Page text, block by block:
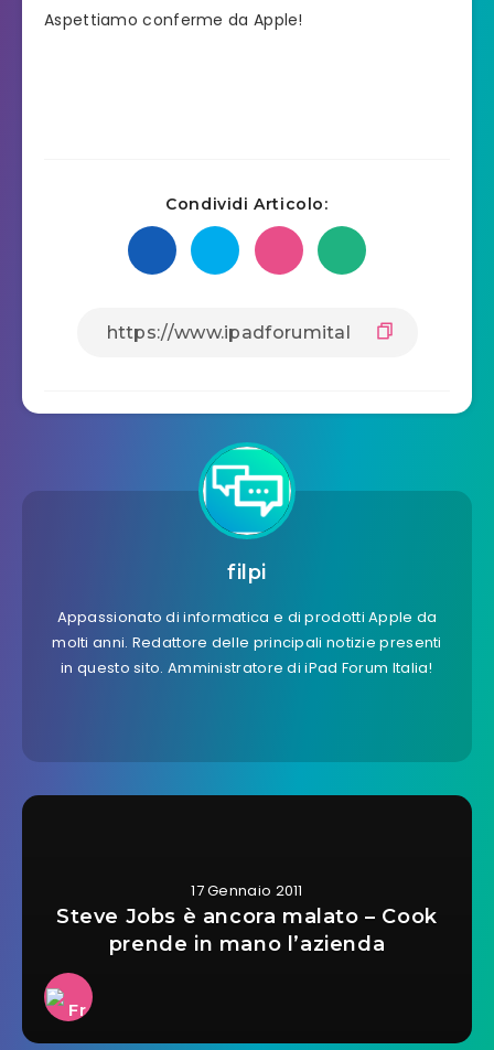
Aspettiamo conferme da Apple!
Condividi Articolo:
filpi
Appassionato di informatica e di prodotti Apple da
molti anni. Redattore delle principali notizie presenti
in questo sito. Amministratore di iPad Forum Italia!
17 Gennaio 2011
Steve Jobs è ancora malato – Cook
prende in mano l’azienda